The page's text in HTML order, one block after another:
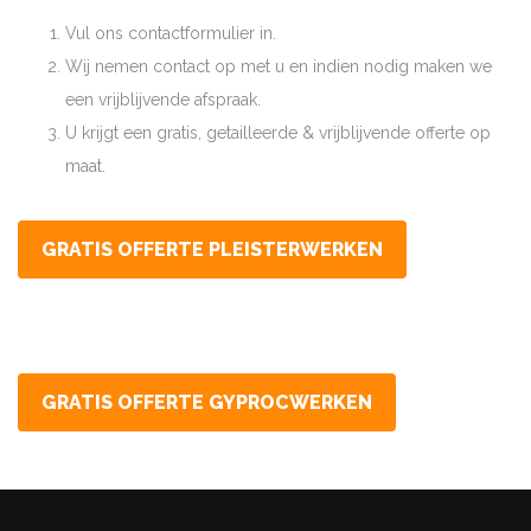
Vul ons contactformulier in.
Wij nemen contact op met u en indien nodig maken we
een vrijblijvende afspraak.
U krijgt een gratis, getailleerde & vrijblijvende offerte op
maat.
GRATIS OFFERTE PLEISTERWERKEN
GRATIS OFFERTE GYPROCWERKEN